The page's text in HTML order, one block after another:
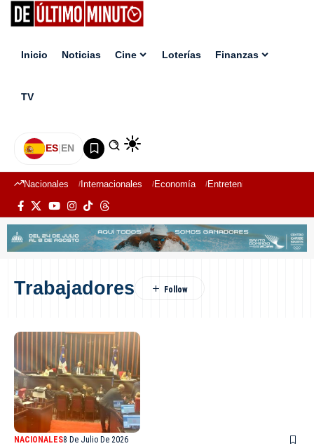
Inicio Noticias Cine Loterías Finanzas
TV
ES|EN
Nacionales Internacionales Economía Entretenimiento
Trabajadores
NACIONALES8 De Julio De 2026